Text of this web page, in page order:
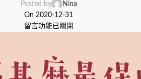
Posted by
Nina
On 2020-12-31
留言功能已關閉